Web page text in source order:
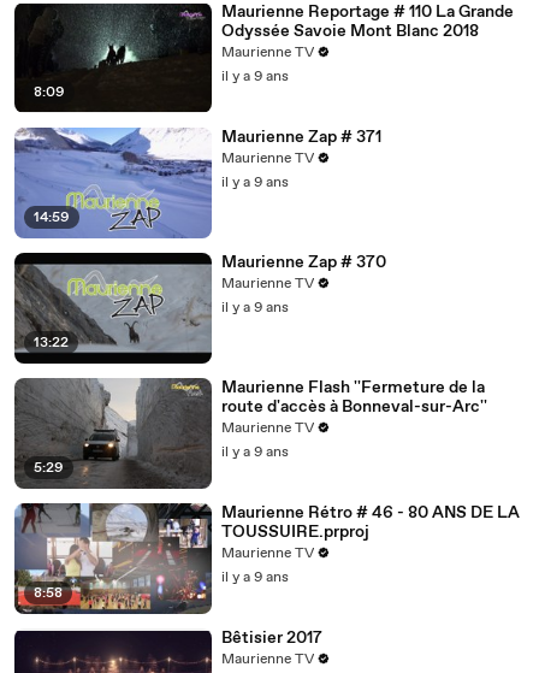
8:09
Maurienne Reportage # 110 La Grande
Odyssée Savoie Mont Blanc 2018
Maurienne TV
il y a 9 ans
14:59
Maurienne Zap # 371
Maurienne TV
il y a 9 ans
13:22
Maurienne Zap # 370
Maurienne TV
il y a 9 ans
5:29
Maurienne Flash ''Fermeture de la
route d'accès à Bonneval-sur-Arc''
Maurienne TV
il y a 9 ans
8:58
Maurienne Rétro # 46 - 80 ANS DE LA
TOUSSUIRE.prproj
Maurienne TV
il y a 9 ans
Bêtisier 2017
Maurienne TV